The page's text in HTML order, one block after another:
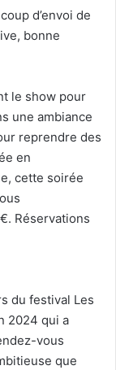
d’envoi de
bonne
le show pour
une ambiance
reprendre des
en
cette soirée
Réservations
du festival Les
2024 qui a
vous
que